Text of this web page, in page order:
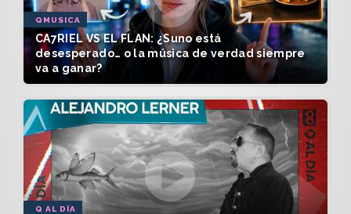
QMUSICA
CA7RIEL VS EL FLAN: ¿Suno está
desesperado… o la música de verdad siempre
va a ganar?
Q AL DÍA